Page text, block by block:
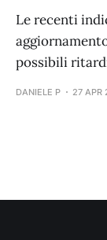
Le recenti
possibili
DANIELE P 27 APR